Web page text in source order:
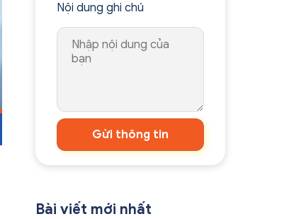
Nội dung ghi chú
Gửi thông tin
Bài viết mới nhất